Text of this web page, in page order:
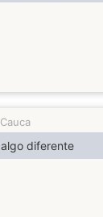
Cauca
diferente